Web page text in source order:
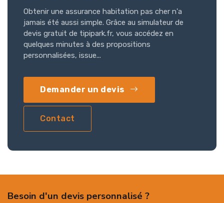
Obtenir une assurance habitation pas cher n'a
jamais été aussi simple. Grâce au simulateur de
devis gratuit de tipipark.fr, vous accédez en
quelques minutes à des propositions
personnalisées, issue...
Demander un devis
Contact
Besoin d'un devis personnalisé ?